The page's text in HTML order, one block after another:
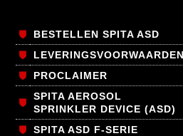
BESTELLEN SPITA ASD
LEVERINGSVOORWAARDEN
PROCLAIMER
SPITA AEROSOL
SPRINKLER DEVICE (ASD)
SPITA ASD F-SERIE